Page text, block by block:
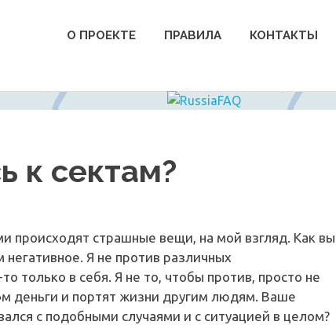
О ПРОЕКТЕ ПРАВИЛА КОНТАКТЫ
к сектам?
происходят страшные вещи, на мой взгляд. Как вы
Я не против различных
только в себя. Я не то, чтобы против, просто не
деньги и портят жизни другим людям. Ваше
с подобными случаями и с ситуацией в целом?